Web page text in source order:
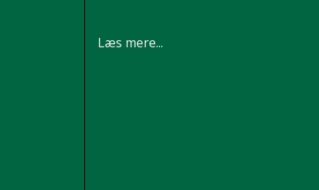
Læs mere...